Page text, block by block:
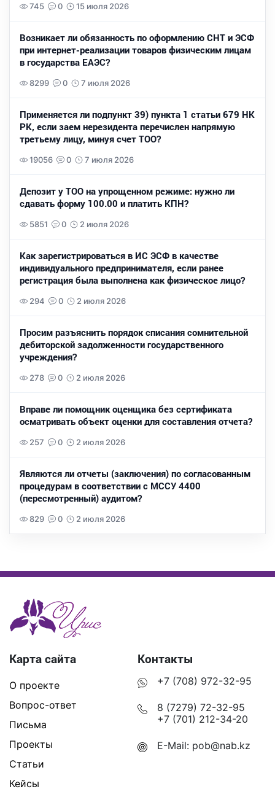
745 0 15 июля 2026
Возникает ли обязанность по оформлению СНТ и ЭСФ
при интернет-реализации товаров физическим лицам
в государства ЕАЭС?
8299 0 7 июля 2026
Применяется ли подпункт 39) пункта 1 статьи 679 НК
РК, если заем нерезидента перечислен напрямую
третьему лицу, минуя счет ТОО?
19056 0 7 июля 2026
Депозит у ТОО на упрощенном режиме: нужно ли
сдавать форму 100.00 и платить КПН?
5851 0 2 июля 2026
Как зарегистрироваться в ИС ЭСФ в качестве
индивидуального предпринимателя, если ранее
регистрация была выполнена как физическое лицо?
294 0 2 июля 2026
Просим разъяснить порядок списания сомнительной
дебиторской задолженности государственного
учреждения?
278 0 2 июля 2026
Вправе ли помощник оценщика без сертификата
осматривать объект оценки для составления отчета?
257 0 2 июля 2026
Являются ли отчеты (заключения) по согласованным
процедурам в соответствии с МССУ 4400
(пересмотренный) аудитом?
829 0 2 июля 2026
Карта сайта
О проекте
Вопрос-ответ
Письма
Проекты
Статьи
Кейсы
Контакты
+7 (708) 972-32-95
8 (7279) 72-32-95
+7 (701) 212-34-20
E-Mail: pob@nab.kz